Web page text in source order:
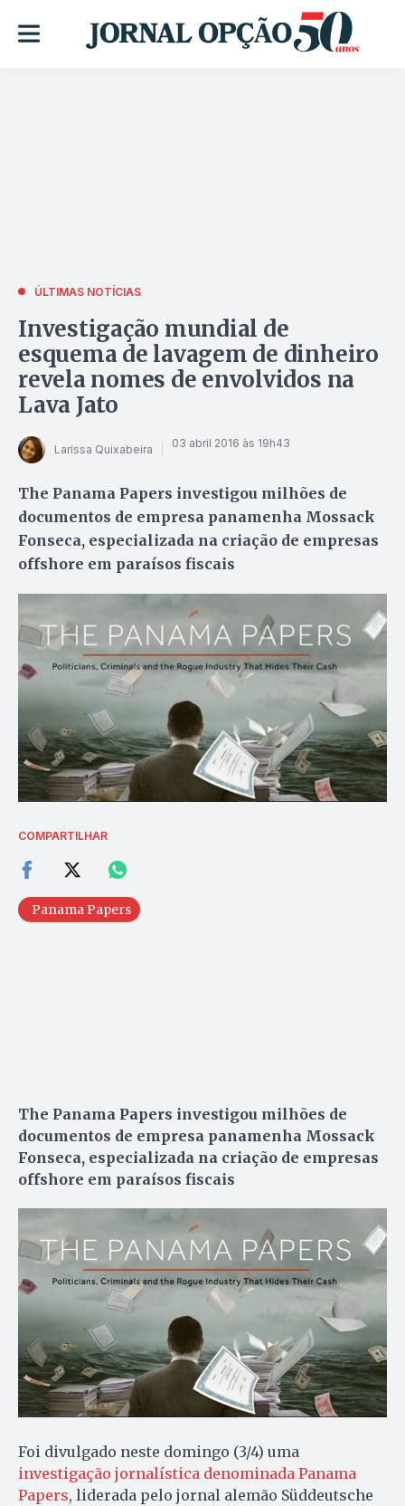
ÚLTIMAS NOTÍCIAS
Investigação mundial de
esquema de lavagem de dinheiro
revela nomes de envolvidos na
Lava Jato
Larissa Quixabeira 03 abril 2016 às 19h43
The Panama Papers investigou milhões de
documentos de empresa panamenha Mossack
Fonseca, especializada na criação de empresas
offshore em paraísos fiscais
COMPARTILHAR
Panama Papers
The Panama Papers investigou milhões de
documentos de empresa panamenha Mossack
Fonseca, especializada na criação de empresas
offshore em paraísos fiscais
Foi divulgado neste domingo (3/4) uma
investigação jornalística denominada Panama
Papers, liderada pelo jornal alemão Süddeutsche